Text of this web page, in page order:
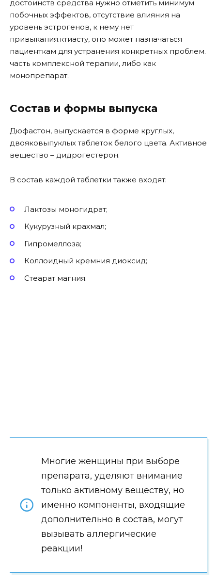
достоинств средства нужно отметить минимум
побочных эффектов, отсутствие влияния на
уровень эстрогенов, к нему нет
привыкания.ктиасту, оно может назначаться
пациенткам для устранения конкретных проблем.
часть комплексной терапии, либо как
монопрепарат.
Состав и формы выпуска
Дюфастон, выпускается в форме круглых,
двояковыпуклых таблеток белого цвета. Активное
вещество – дидрогестерон.
В состав каждой таблетки также входят:
Лактозы моногидрат;
Кукурузный крахмал;
Гипромеллоза;
Коллоидный кремния диоксид;
Стеарат магния.
Многие женщины при выборе
препарата, уделяют внимание
только активному веществу, но
именно компоненты, входящие
дополнительно в состав, могут
вызывать аллергические
реакции!